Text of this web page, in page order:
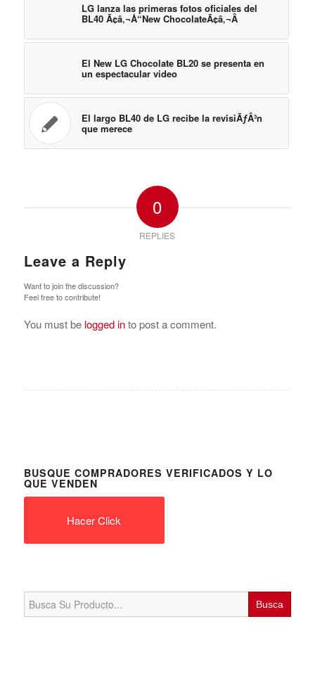
LG lanza las primeras fotos oficiales del
BL40 Ã¢â‚¬Å“New ChocolateÃ¢â‚¬Â
El New LG Chocolate BL20 se presenta en
un espectacular video
El largo BL40 de LG recibe la revisiÃƒÂ³n
que merece
0
REPLIES
Leave a Reply
Want to join the discussion?
Feel free to contribute!
You must be logged into post a comment.
BUSQUE COMPRADORES VERIFICADOS Y LO
QUE VENDEN
Hacer Click
Search
for: